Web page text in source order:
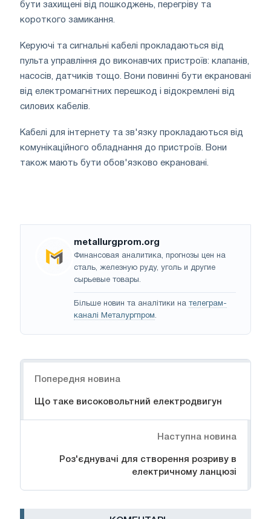
бути захищені від пошкоджень, перегріву та
короткого замикання.
Керуючі та сигнальні кабелі прокладаються від
пульта управління до виконавчих пристроїв: клапанів,
насосів, датчиків тощо. Вони повинні бути екрановані
від електромагнітних перешкод і відокремлені від
силових кабелів.
Кабелі для інтернету та зв'язку прокладаються від
комунікаційного обладнання до пристроїв. Вони
також мають бути обов'язково екрановані.
metallurgprom.org
Финансовая аналитика, прогнозы цен на
сталь, железную руду, уголь и другие
сырьевые товары.
Більше новин та аналітики на телеграм-
каналі Металургпром.
Попередня новина
Що таке високовольтний електродвигун
Наступна новина
Роз'єднувачі для створення розриву в
електричному ланцюзі